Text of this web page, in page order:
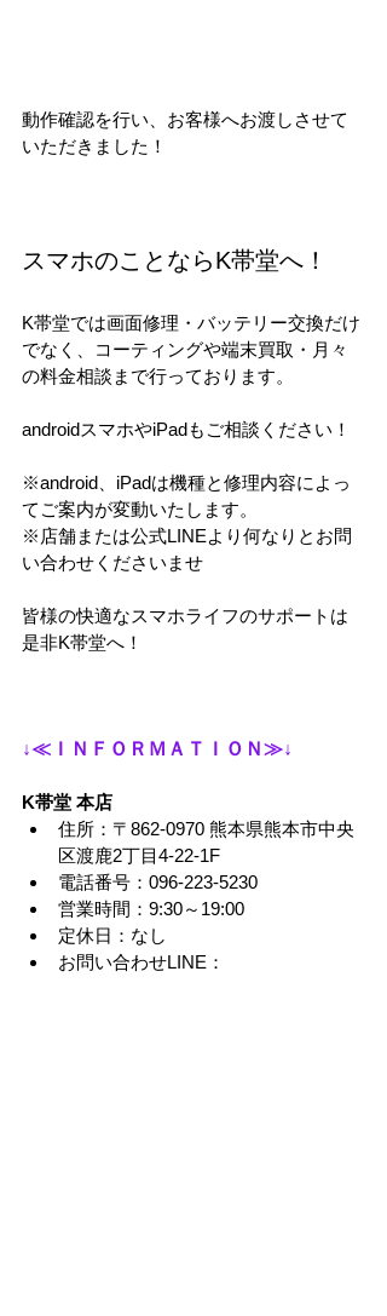
動作確認を行い、お客様へお渡しさせて
いただきました！
スマホのことならK帯堂へ！
K帯堂では画面修理・バッテリー交換だけ
でなく、コーティングや端末買取・月々
の料金相談まで行っております。
androidスマホやiPadもご相談ください！
※android、iPadは機種と修理内容によっ
てご案内が変動いたします。
※店舗または公式LINEより何なりとお問
い合わせくださいませ
皆様の快適なスマホライフのサポートは
是非K帯堂へ！
↓≪ＩＮＦＯＲＭＡＴＩＯＮ≫↓
K帯堂 本店
住所：〒862-0970 熊本県熊本市中央
区渡鹿2丁目4-22-1F
電話番号：096-223-5230
営業時間：9:30～19:00
定休日：なし
お問い合わせLINE：